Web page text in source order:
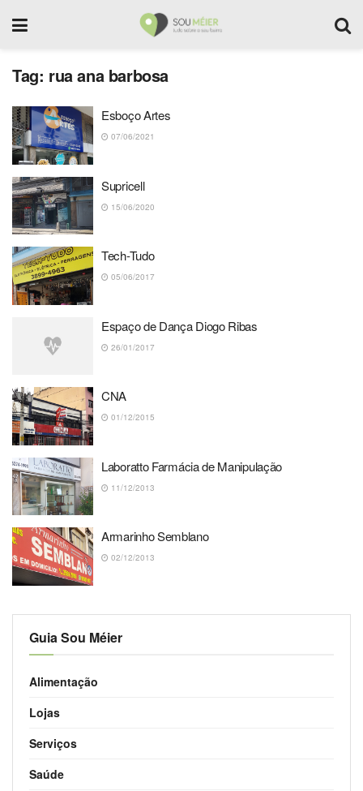
Tag: rua ana barbosa
Esboço Artes
07/06/2021
Supricell
15/06/2020
Tech-Tudo
05/06/2017
Espaço de Dança Diogo Ribas
26/01/2017
CNA
01/12/2015
Laboratto Farmácia de Manipulação
11/12/2013
Armarinho Semblano
02/12/2013
Guia Sou Méier
Alimentação
Lojas
Serviços
Saúde